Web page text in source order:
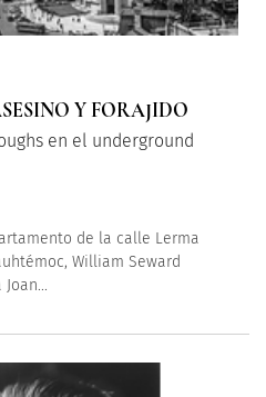
Y FORAJIDO
en el underground
de la calle Lerma
William Seward